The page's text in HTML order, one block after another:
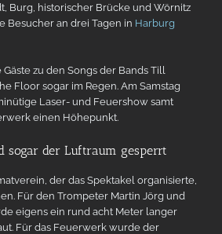
Burg, historischer Brücke und Wörnitz
Besucher an drei Tagen in Harburg
zu den Songs der Bands Till
Floor sogar im Regen. Am Samstag
Laser- und Feuershow samt
einen Höhepunkt.
sogar der Luftraum gesperrt
der das Spektakel organisierte,
Für den Trompeter Martin Jörg und
eigens ein rund acht Meter langer
Für das Feuerwerk wurde der